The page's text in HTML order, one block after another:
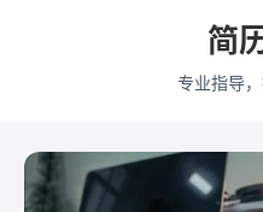
考研复试
运
测试
大数据
简
专业指导